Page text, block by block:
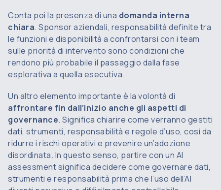
Conta poi la presenza di una domanda interna
chiara. Sponsor aziendali, responsabilità definite tra
le funzioni e disponibilità a confrontarsi con i team
sulle priorità di intervento sono condizioni che
rendono più probabile il passaggio dalla fase
esplorativa a quella esecutiva.
Un altro elemento importante è la volontà di
affrontare fin dall’inizio anche gli aspetti di
governance. Significa chiarire come verranno gestiti
dati, strumenti, responsabilità e regole d’uso, così da
ridurre i rischi operativi e prevenire un’adozione
disordinata. In questo senso, partire con un AI
assessment significa decidere come governare dati,
strumenti e responsabilità prima che l’uso dell’AI